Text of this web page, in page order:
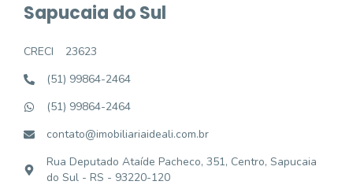
Sapucaia do Sul
CRECI
23623
(51) 99864-2464
(51) 99864-2464
contato@imobiliariaideali.com.br
Rua Deputado Ataíde Pacheco, 351, Centro, Sapucaia
do Sul - RS - 93220-120